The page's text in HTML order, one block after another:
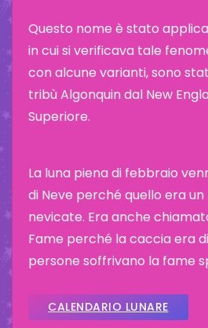
Questo nome è stato
in cui si verificava tale
con alcune varianti, sono
tribù Algonquin dal New
Superiore.
La luna piena di febbraio
di Neve perché quello era
nevicate. Era anche
Fame perché la caccia era
persone soffrivano la fame
CALENDARIO LUNARE